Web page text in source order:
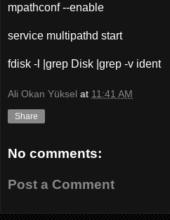
mpathconf --enable
service multipathd start
fdisk -l |grep Disk |grep -v ident
Ali Okan Yüksel at 11:41 AM
Share
No comments:
Post a Comment